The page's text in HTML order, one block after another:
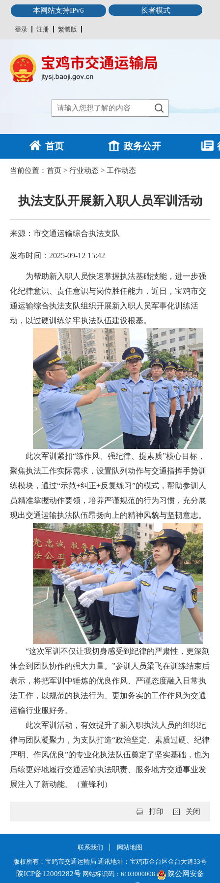
本网站支持IPv6 长者模式
登录 注册 繁體版
首页 政务公开
当前位置： 首页 > 行业动态 > 工作动态
执法支队开展新入职人员军训活动
来源：市交通运输综合执法支队
发布时间：2025-09-12 15:42
为帮助新入职人员快速掌握执法基础技能，进一步强
化纪律意识、责任意识与岗位胜任能力，近日，宝鸡市交
通运输综合执法支队组织开展新入职人员军事化训练活
动，以过硬训练筑牢执法队伍建设根基。
此次军训紧扣“练作风、强纪律、提素质”核心目标，
聚焦执法工作实际需求，设置队列动作与交通指挥手势训
练模块，通过“示范+纠正+反复练习”的模式，帮助参训人
员精准掌握动作要领，培养严谨规范的行为习惯，充分展
现出交通运输执法队伍昂扬向上的精神风貌与坚韧意志。
“这次军训不仅让我切身感受到纪律的严肃性，更深刻
体会到团队协作的强大力量。”参训人员梁飞在训练结束后
表示，将把军训中锤炼的优良作风、严谨态度融入日常执
法工作，以规范的执法行为、更加务实的工作作风为交通
运输行业服好务。
此次军训活动，有效提升了新入职执法人员的组织纪
律与团队凝聚力，为支队打造“政治坚定、素质过硬、纪律
严明、作风优良”的专业化执法队伍奠定了坚实基础，也为
后续更好地履行交通运输执法职责、服务地方交通事业发
展注入了新动能。（董锋利）
关闭
打印
联系我们
网站地图
版权所有：宝鸡市交通运输局 通讯地址：宝鸡市金台区金台大道33号
陕ICP备12009282号网站标识码：6103000008
陕公网安备